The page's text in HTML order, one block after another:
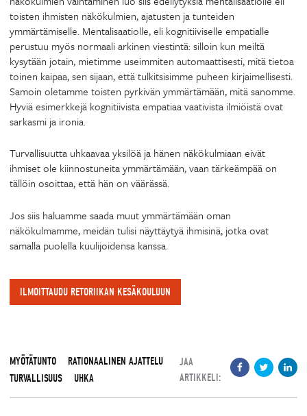
toisten ihmisten näkökulmien, ajatusten ja tunteiden
ymmärtämiselle. Mentalisaatiolle, eli kognitiiviselle empatialle
perustuu myös normaali arkinen viestintä: silloin kun meiltä
kysytään jotain, mietimme useimmiten automaattisesti, mitä tietoa
toinen kaipaa, sen sijaan, että tulkitsisimme puheen kirjaimellisesti.
Samoin oletamme toisten pyrkivän ymmärtämään, mitä sanomme.
Hyviä esimerkkejä kognitiivista empatiaa vaativista ilmiöistä ovat
sarkasmi ja ironia.
Turvallisuutta uhkaavaa yksilöä ja hänen näkökulmiaan eivät
ihmiset ole kiinnostuneita ymmärtämään, vaan tärkeämpää on
tällöin osoittaa, että hän on väärässä.
Jos siis haluamme saada muut ymmärtämään oman
näkökulmamme, meidän tulisi näyttäytyä ihmisinä, jotka ovat
samalla puolella kuulijoidensa kanssa.
ILMOITTAUDU RETORIIKAN KESÄKOULUUN
MYÖTÄTUNTO
RATIONAALINEN AJATTELU
TURVALLISUUS
UHKA
JAA
ARTIKKELI: